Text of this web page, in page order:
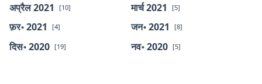
अप्रैल 2021 [10] मार्च 2021 [5]
फ़र॰ 2021 [4] जन॰ 2021 [8]
दिस॰ 2020 [19] नव॰ 2020 [5]